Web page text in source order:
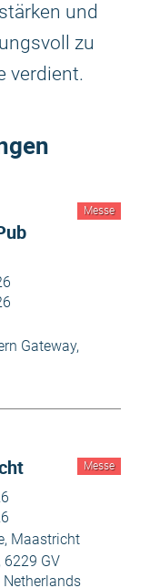
und
zu
verdient.
Messe
Gateway,
Messe
Maastricht
6229 GV